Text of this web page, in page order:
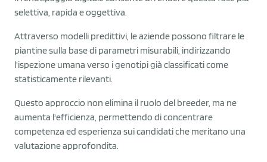
selettiva, rapida e oggettiva.
Attraverso modelli predittivi, le aziende possono filtrare le
piantine sulla base di parametri misurabili, indirizzando
l'ispezione umana verso i genotipi già classificati come
statisticamente rilevanti.
Questo approccio non elimina il ruolo del breeder, ma ne
aumenta l'efficienza, permettendo di concentrare
competenza ed esperienza sui candidati che meritano una
valutazione approfondita.